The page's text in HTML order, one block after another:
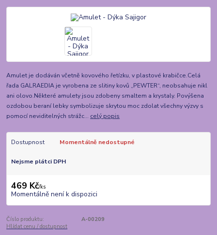
Amulet je dodáván včetně kovového řetízku, v plastové krabičce.Celá
řada GALRAEDIA je vyrobena ze slitiny kovů „PEWTER“, neobsahuje nikl
ani olovo.Některé amulety jsou zdobeny smaltem a krystaly. Povýšena
ozdobou beraní lebky symbolizuje skrytou moc zdolat všechny výzvy s
pomocí neviditelných strážc... celý popis
Dostupnost Momentálně nedostupné
Nejsme plátci DPH
469 Kč/ks
Momentálně není k dispozici
Číslo produktu:
A-00209
Hlídat cenu / dostupnost